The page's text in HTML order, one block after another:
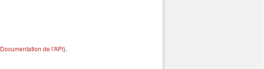
Documentation de l'API).